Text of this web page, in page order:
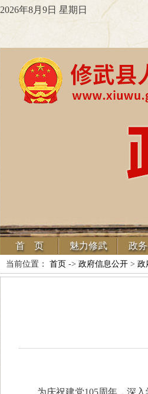
2026年8月9日 星期日
首 页 魅力修武 政
当前位置： 首页 -> 政府信息公开> 政
为庆祝建党105周年，深